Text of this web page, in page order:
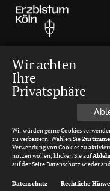
Wir achten
Ihre
Privatsphäre
Wir würden gerne Cookies
zu verbessern. Wählen Sie
Verwendung von Cookies zu
nutzen wollen, klicken Sie auf
auf der Seite Datenschutz wieder
Datenschutz Rechtliche